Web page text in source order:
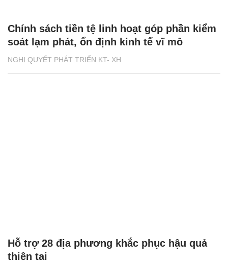
NGHỊ QUYẾT PHÁT TRIỂN KT- XH
Chính sách tiền tệ linh hoạt góp phần kiểm
soát lạm phát, ổn định kinh tế vĩ mô
Hỗ trợ 28 địa phương khắc phục hậu quả
thiên tai